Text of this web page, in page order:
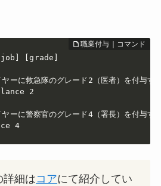
[grade]
ーに救急隊のグレード2（医者）を付与す
2
ーに警察官のグレード4（署長）を付与す
4
詳細はコアにて紹介してい